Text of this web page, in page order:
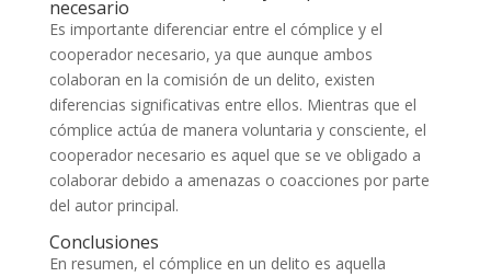
necesario
Es importante diferenciar entre el cómplice y el
cooperador necesario, ya que aunque ambos
colaboran en la comisión de un delito, existen
diferencias significativas entre ellos. Mientras que el
cómplice actúa de manera voluntaria y consciente, el
cooperador necesario es aquel que se ve obligado a
colaborar debido a amenazas o coacciones por parte
del autor principal.
Conclusiones
En resumen, el cómplice en un delito es aquella